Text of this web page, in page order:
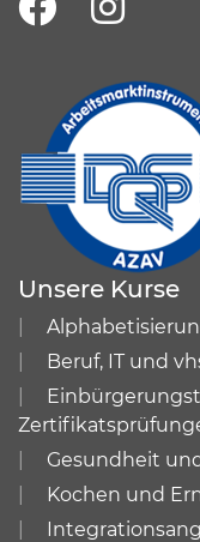
Unsere Kurse
Beruf, IT und
Gesundheit
Kochen und